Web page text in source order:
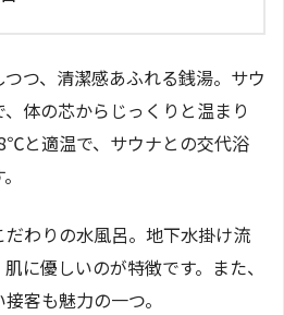
つ、清潔感あふれる銭湯。サウ
体の芯からじっくりと温まり
と適温で、サウナとの交代浴
わりの水風呂。地下水掛け流
に優しいのが特徴です。また、
客も魅力の一つ。